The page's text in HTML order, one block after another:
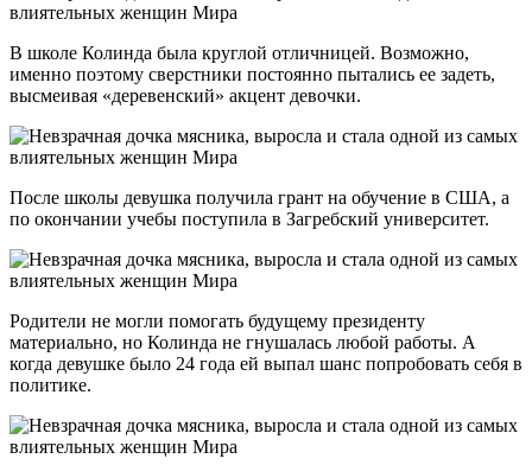
В школе Колинда была круглой отличницей. Возможно,
именно поэтому сверстники постоянно пытались ее задеть,
высмеивая «деревенский» акцент девочки.
После школы девушка получила грант на обучение в США, а
по окончании учебы поступила в Загребский университет.
Родители не могли помогать будущему президенту
материально, но Колинда не гнушалась любой работы. А
когда девушке было 24 года ей выпал шанс попробовать себя в
политике.